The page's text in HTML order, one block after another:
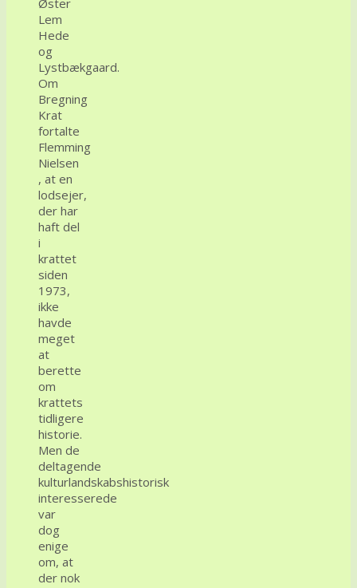
Lem
Hede
og
Lystbækgaard.
Om
Bregning
Krat
fortalte
Flemming
Nielsen
, at en
lodsejer,
der har
haft del
i
krattet
siden
1973,
ikke
havde
meget
at
berette
om
krattets
tidligere
historie.
Men de
deltagende
kulturlandskabshistorisk
interesserede
var
dog
enige
om, at
der nok